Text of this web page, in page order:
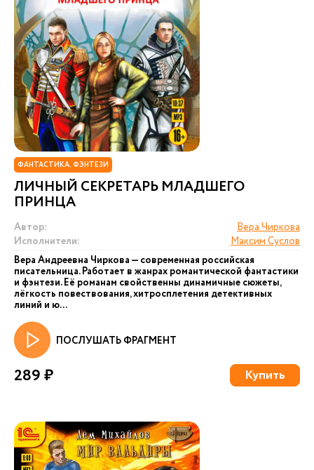
ФАНТАСТИКА. ФЭНТЕЗИ
ЛИЧНЫЙ СЕКРЕТАРЬ МЛАДШЕГО
ПРИНЦА
Автор:
Вера Чиркова
Исполнители:
Максим Суслов
Вера Андреевна Чиркова — современная российская
писательница. Работает в жанрах романтической фантастики
и фэнтези. Её романам свойственны динамичные сюжеты,
лёгкость повествования, хитросплетения детективных
линий и ю...
ПОСЛУШАТЬ ФРАГМЕНТ
289 ₽ Купить